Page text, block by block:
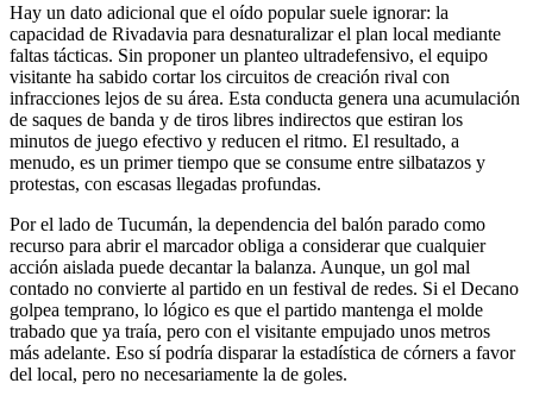
Hay un dato adicional que el oído popular suele ignorar: la
capacidad de Rivadavia para desnaturalizar el plan local mediante
faltas tácticas. Sin proponer un planteo ultradefensivo, el equipo
visitante ha sabido cortar los circuitos de creación rival con
infracciones lejos de su área. Esta conducta genera una acumulación
de saques de banda y de tiros libres indirectos que estiran los
minutos de juego efectivo y reducen el ritmo. El resultado, a
menudo, es un primer tiempo que se consume entre silbatazos y
protestas, con escasas llegadas profundas.
Por el lado de Tucumán, la dependencia del balón parado como
recurso para abrir el marcador obliga a considerar que cualquier
acción aislada puede decantar la balanza. Aunque, un gol mal
contado no convierte al partido en un festival de redes. Si el Decano
golpea temprano, lo lógico es que el partido mantenga el molde
trabado que ya traía, pero con el visitante empujado unos metros
más adelante. Eso sí podría disparar la estadística de córners a favor
del local, pero no necesariamente la de goles.